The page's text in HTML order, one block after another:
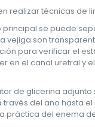
realizar técnicas de
principal se puede
vejiga son
para verificar el
en el canal uretral y
de glicerina adjunto
través del ano hasta el
práctica del enema